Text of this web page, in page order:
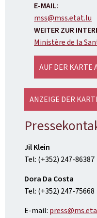
E-MAIL:
mss@mss.etat.lu
WEITER ZUR
Ministère de la
AUF DER KARTE
ANZEIGE DER
Jil Klein
Tel: (+352) 247-86387
Dora Da Costa
Tel: (+352) 247-75668
E-mail: